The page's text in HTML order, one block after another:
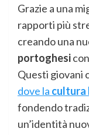
Grazie a una
rapporti più
creando una
portoghesi
Questi giovani
dove la cultura
fondendo
un’identità